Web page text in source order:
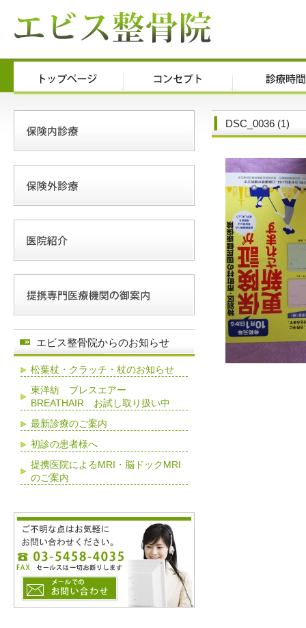
DSC_0036 (1)
エビス整骨院からのお知らせ
松葉杖・クラッチ・杖のお知らせ
東洋紡 ブレスエアー
BREATHAIR お試し取り扱い中
最新診療のご案内
初診の患者様へ
提携医院によるMRI・脳ドックMRI
のご案内